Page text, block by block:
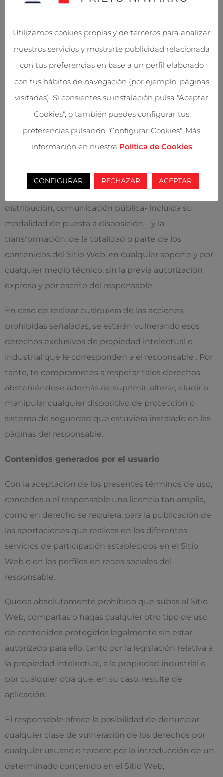
publicados en el Sitio Web han sido creados por el
responsable o disponemos de una licencia o
autorización para su utilización.
estructura y diseño, aplicaciones necesarias para su
funcionamiento, acceso y uso, etc.) y los derechos
que se pueden ostentar sobre los mismos, son de
distribución, comunicación pública- incluida su
modalidad de puesta a disposición – y la
transformación, de la totalidad o parte de los
contenidos del Sitio Web, en cualquier soporte y por
cualquier medio técnico, sin la previa autorización
expresa y por escrito del responsable.
En caso de realizar cualquiera de las acciones
prohibidas señaladas, se estarán vulnerando esos
derechos exclusivos de propiedad intelectual o
industrial que le corresponden a el responsable . Por
tanto, te comprometes a respetar tales derechos,
absteniéndose además de suprimir, alterar, eludir o
manipular cualquier dispositivo de protección o
sistema de seguridad que estuviera instalado en las
páginas del responsable.
Contenidos generados por el usuario
Con la aceptación de los presentes términos de uso,
concedes a el responsable una licencia tan amplia,
como en derecho se requiera, para la publicación de
las aportaciones que realices en los diferentes
servicios de participación establecidos en el Sitio
Web o en los perfiles en redes sociales del
responsable.
Queda absolutamente prohibido que subas al Sitio
Web, compartas o hagas cualquier otro tipo de uso
de contenidos protegidos legalmente sin estar
autorizado para ello, tanto por la legislación relativa a
la propiedad intelectual, a la propiedad industrial o
por cualquier otra que, en su caso, resulte de
aplicación.
El responsable ofrece la posibilidad de denunciar
cualquier clase de vulneración de los derechos por
cualquier usuario o tercero por la introducción de un
determinado contenido en el Sitio Web,
Utilizamos cookies propias y de terceros para analizar
nuestros servicios y mostrarte publicidad relacionada
con tus preferencias en base a un perfil elaborado
con tus hábitos de navegación (por ejemplo, páginas
visitadas). Si consientes su instalación pulsa "Aceptar
Cookies", o también puedes configurar tus
preferencias pulsando "Configurar Cookies". Más
información en nuestra Política de Cookies
CONFIGURAR RECHAZAR ACEPTAR